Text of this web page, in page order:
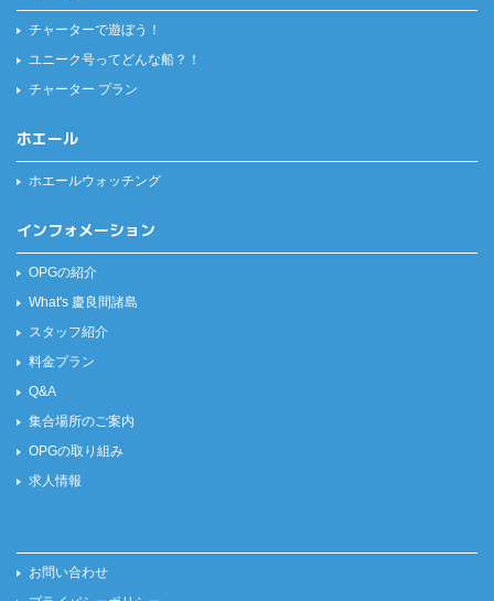
チャーターで遊ぼう！
ユニーク号ってどんな船？！
チャーター プラン
ホエール
ホエールウォッチング
インフォメーション
OPGの紹介
What's 慶良間諸島
スタッフ紹介
料金プラン
Q&A
集合場所のご案内
OPGの取り組み
求人情報
お問い合わせ